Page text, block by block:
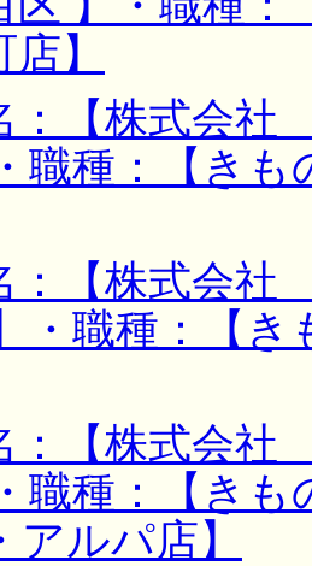
】
：【株式会
職種：【き
：【株式会
・職種：【
：【株式会
職種：【き
アルパ店】